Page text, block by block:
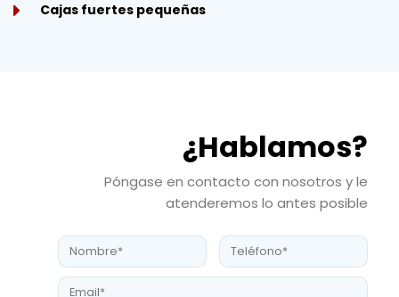
Cajas fuertes pequeñas
¿Hablamos?
Póngase en contacto con nosotros y le
atenderemos lo antes posible